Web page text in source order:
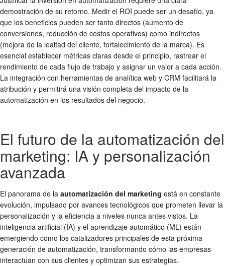
demostración de su retorno. Medir el ROI puede ser un desafío, ya
que los beneficios pueden ser tanto directos (aumento de
conversiones, reducción de costos operativos) como indirectos
(mejora de la lealtad del cliente, fortalecimiento de la marca). Es
esencial establecer métricas claras desde el principio, rastrear el
rendimiento de cada flujo de trabajo y asignar un valor a cada acción.
La integración con herramientas de analítica web y CRM facilitará la
atribución y permitirá una visión completa del impacto de la
automatización en los resultados del negocio.
El futuro de la automatización del
marketing: IA y personalización
avanzada
El panorama de la automatización del marketing está en constante
evolución, impulsado por avances tecnológicos que prometen llevar la
personalización y la eficiencia a niveles nunca antes vistos. La
inteligencia artificial (IA) y el aprendizaje automático (ML) están
emergiendo como los catalizadores principales de esta próxima
generación de automatización, transformando cómo las empresas
interactúan con sus clientes y optimizan sus estrategias.